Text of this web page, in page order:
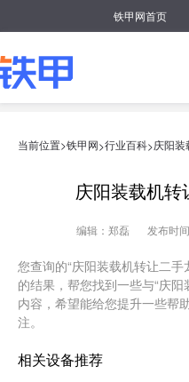
铁甲网首页
当前位置>铁甲网>行业百科>庆阳
庆阳装载机转
编辑：郑磊 发布时
您查询的“庆阳装载机转让二
的结果，帮您找到一些与“庆
内容，希望能给您提升一些帮
注。
相关设备推荐